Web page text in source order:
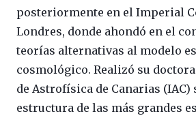
posteriormente en el Imperial
Londres, donde ahondó en el
teorías alternativas al modelo
cosmológico. Realizó su
de Astrofísica de Canarias (IAC)
estructura de las más grandes